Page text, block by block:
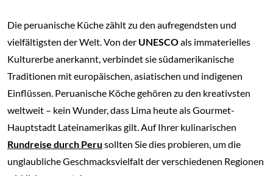
Die peruanische Küche zählt zu den aufregendsten und
vielfältigsten der Welt. Von der UNESCOals immaterielles
Kulturerbe anerkannt, verbindet sie südamerikanische
Traditionen mit europäischen, asiatischen und indigenen
Einflüssen. Peruanische Köche gehören zu den kreativsten
weltweit – kein Wunder, dass Lima heute als Gourmet-
Hauptstadt Lateinamerikas gilt. Auf Ihrer kulinarischen
Rundreise durch Peru sollten Sie dies probieren, um die
unglaubliche Geschmacksvielfalt der verschiedenen Regionen